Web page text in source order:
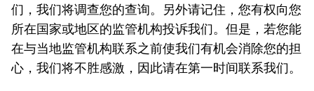
们，我们将调查您的查询。另外请记住，您有权向您
所在国家或地区的监管机构投诉我们。但是，若您能
在与当地监管机构联系之前使我们有机会消除您的担
心，我们将不胜感激，因此请在第一时间联系我们。